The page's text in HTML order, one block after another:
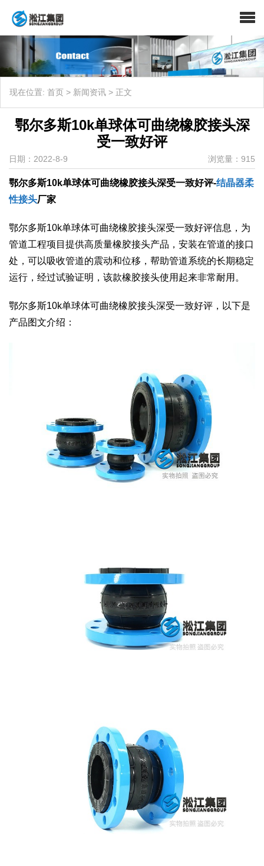
现在位置: 首页 > 新闻资讯 > 正文
鄂尔多斯10k单球体可曲绕橡胶接头深
受一致好评
日期：2022-8-9 浏览量：915
鄂尔多斯10k单球体可曲绕橡胶接头深受一致好评-结晶器柔
性接头厂家
​鄂尔多斯10k单球体可曲绕橡胶接头深受一致好评信息，为
管道工程项目提供高质量橡胶接头产品，安装在管道的接口
处，可以吸收管道的震动和位移，帮助管道系统的长期稳定
运行，经过试验证明，该款橡胶接头使用起来非常耐用。
鄂尔多斯10k单球体可曲绕橡胶接头深受一致好评，以下是
产品图文介绍：